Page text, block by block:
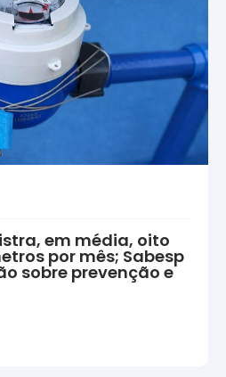
em média, oito
por mês; Sabesp
sobre prevenção e